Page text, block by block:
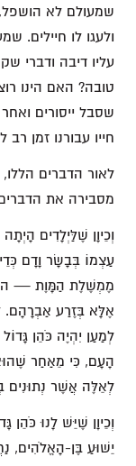
שמעולם לא הושפל,
ולעגו לו חיילים.
עליו דיבה ודברי
טובה? האם הינו
שסבל ייסורים
חייו עבורנו זמן
לאור הדברים
מסבירה את
וְכֵיוָן שֶׁלַּיְלָדִים
עַצְמוֹ בְּבָשָׂר וָדָם
מֶמְשֶׁלֶת הַמָּוֶת —
אֶלָּא בְּזֶרַע אַבְרָהָם.
לְמַעַן יִהְיֶה כֹּהֵן
הָעָם, כִּי מֵאַחַר
לְאֵלֶּה אֲשֶׁר נְתוּנִים
וְכֵיוָן שֶׁיֵּשׁ לָנוּ
יֵשׁוּעַ בֶּן-הָאֱלֹהִים,